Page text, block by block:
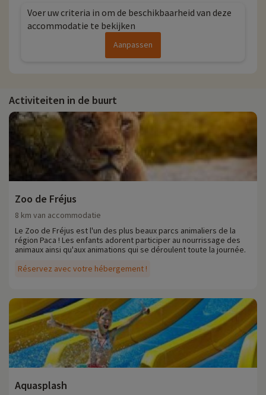
Voer uw criteria in om de beschikbaarheid van deze
accommodatie te bekijken
Aanpassen
Activiteiten in de buurt
Zoo de Fréjus
Réservez avec votre hébergement !
8 km van accommodatie
Le Zoo de Fréjus est l'un des plus beaux parcs animaliers de la
région Paca ! Les enfants adorent participer au nourrissage des
animaux ainsi qu'aux animations qui se déroulent toute la journée.
Aquasplash